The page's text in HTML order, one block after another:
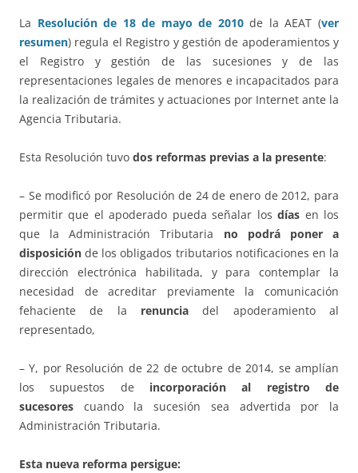
La Resolución de 18 de mayo de 2010de la AEAT (ver
resumen) regula el Registro y gestión de apoderamientos y
el Registro y gestión de las sucesiones y de las
representaciones legales de menores e incapacitados para
la realización de trámites y actuaciones por Internet ante la
Agencia Tributaria.
Esta Resolución tuvo dos reformas previas a la presente:
– Se modificó por Resolución de 24 de enero de 2012, para
permitir que el apoderado pueda señalar losdías en los
que la Administración Tributaria no podrá poner a
disposición de los obligados tributarios notificaciones en la
dirección electrónica habilitada, y para contemplar la
necesidad de acreditar previamente la comunicación
fehaciente de la renuncia del apoderamiento al
representado,
– Y, por Resolución de 22 de octubre de 2014, se amplían
los supuestos de incorporación al registro de
sucesores cuando la sucesión sea advertida por la
Administración Tributaria.
Esta nueva reforma persigue: